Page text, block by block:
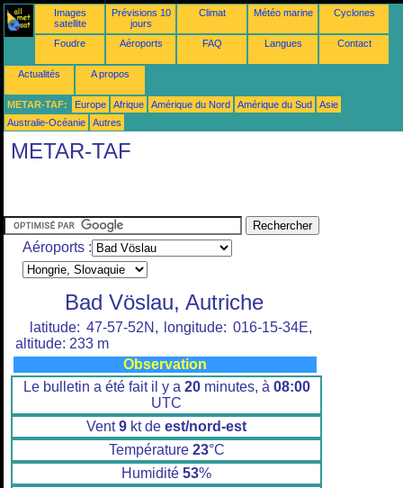
Images
satellite
Prévisions 10
jours
Climat Météo marine Cyclones
Foudre Aéroports FAQ Langues Contact
Actualités A propos
METAR-TAF: Europe Afrique Amérique du Nord Amérique du Sud
Asie
Australie-Océanie
Autres
METAR-TAF
Aéroports :
Bad Vöslau, Autriche
latitude: 47-57-52N, longitude: 016-15-34E,
altitude: 233 m
Observation
Le bulletin a été fait il y a 20minutes, à 08:00
UTC
Vent9 kt de est/nord-est
Température 23°C
Humidité 53%